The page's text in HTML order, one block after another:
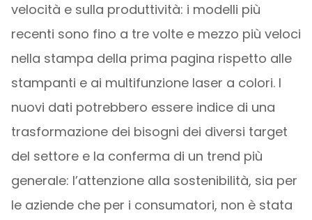
velocità e sulla produttività: i modelli più
recenti sono fino a tre volte e mezzo più veloci
nella stampa della prima pagina rispetto alle
stampanti e ai multifunzione laser a colori. I
nuovi dati potrebbero essere indice di una
trasformazione dei bisogni dei diversi target
del settore e la conferma di un trend più
generale: l’attenzione alla sostenibilità, sia per
le aziende che per i consumatori, non è stata